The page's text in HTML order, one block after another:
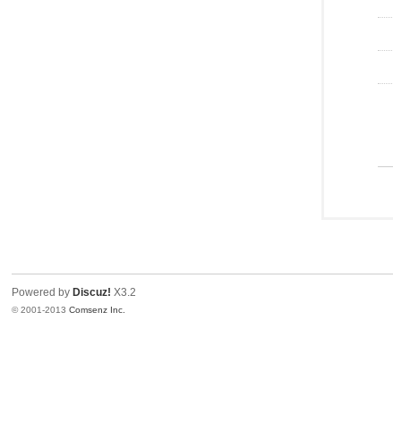
Powered by Discuz! X3.2
© 2001-2013Comsenz Inc.